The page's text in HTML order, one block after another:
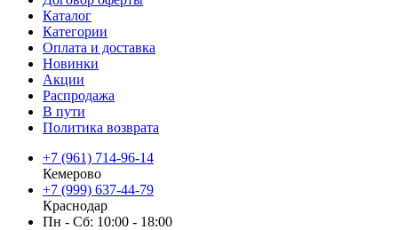
Каталог
Категории
Оплата и доставка
Новинки
Акции
Распродажа
В пути
Политика возврата
+7 (961) 714-96-14
Кемерово
+7 (999) 637-44-79
Краснодар
Пн - Сб: 10:00 - 18:00